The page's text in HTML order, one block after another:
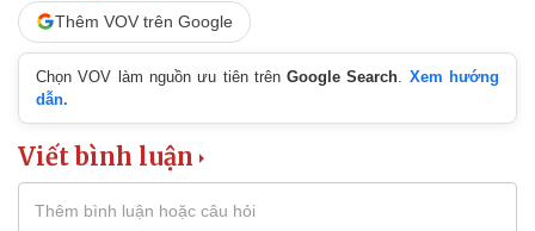
Thêm VOV trên Google
Chọn VOV làm nguồn ưu tiên trênGoogle Search
Xem hướng
dẫn.
Viết bình luận